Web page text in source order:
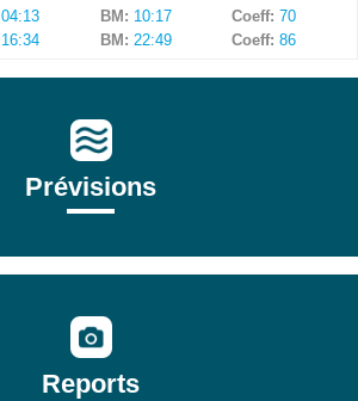
04:13 BM: 10:17 Coeff: 70
16:34 BM: 22:49 Coeff: 86
Prévisions
Reports